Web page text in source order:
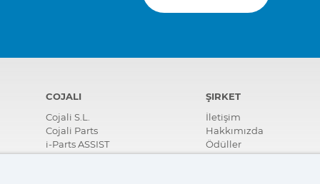
COJALI
Cojali S.L.
Cojali Parts
i-Parts ASSIST
ŞIRKET
İletişim
Hakkımızda
Ödüller
Sertifikalar